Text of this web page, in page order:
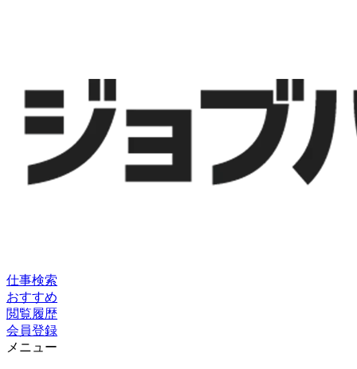
仕事検索
おすすめ
閲覧履歴
会員登録
メニュー